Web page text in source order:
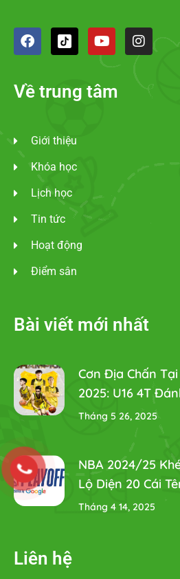
Về trung tâm
Giới thiệu
Khóa học
Lịch học
Tin tức
Hoạt động
Điểm sân
Bài viết mới nhất
Cơn Địa Chấn
2025: U16 4T
Tháng 5 26, 2025
NBA 2024/25
Lộ Diện 20 Cái
Tháng 4 14, 2025
Liên hệ